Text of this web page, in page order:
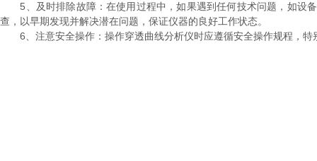
5、及时排除故障：在使用过程中，如果遇到任何技术问题，如设备
查，以早期发现并解决潜在问题，保证仪器的良好工作状态。
6、注意安全操作：操作穿透曲线分析仪时应遵循安全操作规程，特